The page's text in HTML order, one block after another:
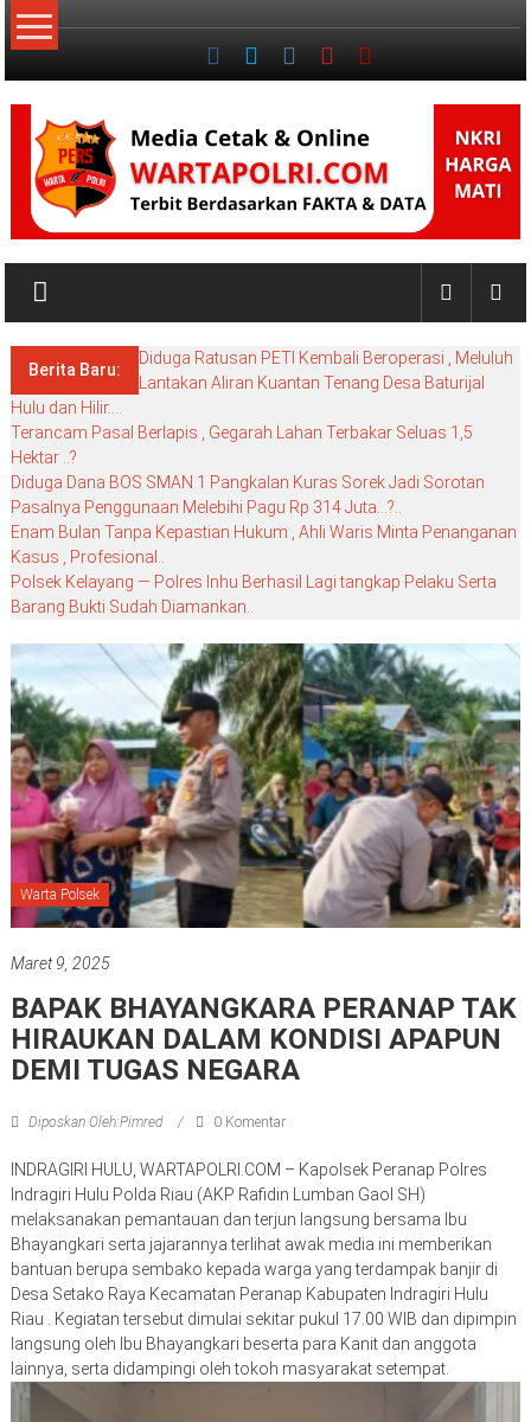
Lompat
ke
NKRI
BlogBerita Baru:
Diduga Ratusan PETI Kembali Beroperasi , Meluluh
Lantakan Aliran Kuantan Tenang Desa Baturijal
Hulu dan Hilir….
Terancam Pasal Berlapis , Gegarah Lahan Terbakar Seluas 1,5
Hektar ..?
Diduga Dana BOS SMAN 1 Pangkalan Kuras Sorek Jadi Sorotan
Pasalnya Penggunaan Melebihi Pagu Rp 314 Juta…?..
Enam Bulan Tanpa Kepastian Hukum , Ahli Waris Minta Penanganan
Kasus , Profesional..
Polsek Kelayang — Polres Inhu Berhasil Lagi tangkap Pelaku Serta
Barang Bukti Sudah Diamankan..
Warta Polsek
Maret 9, 2025
BAPAK BHAYANGKARA PERANAP TAK
HIRAUKAN DALAM KONDISI APAPUN
DEMI TUGAS NEGARA
Diposkan Oleh:Pimred 0 Komentar
INDRAGIRI HULU, WARTAPOLRI.COM – Kapolsek Peranap Polres
Indragiri Hulu Polda Riau (AKP Rafidin Lumban Gaol SH)
melaksanakan pemantauan dan terjun langsung bersama Ibu
Bhayangkari serta jajarannya terlihat awak media ini memberikan
bantuan berupa sembako kepada warga yang terdampak banjir di
Desa Setako Raya Kecamatan Peranap Kabupaten Indragiri Hulu
Riau . Kegiatan tersebut dimulai sekitar pukul 17.00 WIB dan dipimpin
langsung oleh Ibu Bhayangkari beserta para Kanit dan anggota
lainnya, serta didampingi oleh tokoh masyarakat setempat.